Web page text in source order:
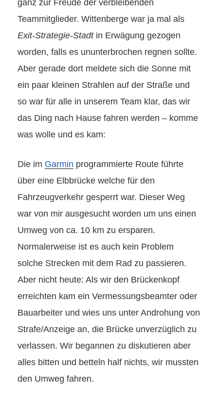
ganz zur Freude der verbleibenden
Teammitglieder. Wittenberge war ja mal als
Exit-Strategie-Stadt in Erwägung gezogen
worden, falls es ununterbrochen regnen sollte.
Aber gerade dort meldete sich die Sonne mit
ein paar kleinen Strahlen auf der Straße und
so war für alle in unserem Team klar, das wir
das Ding nach Hause fahren werden – komme
was wolle und es kam:
Die im Garmin programmierte Route führte
über eine Elbbrücke welche für den
Fahrzeugverkehr gesperrt war. Dieser Weg
war von mir ausgesucht worden um uns einen
Umweg von ca. 10 km zu ersparen.
Normalerweise ist es auch kein Problem
solche Strecken mit dem Rad zu passieren.
Aber nicht heute: Als wir den Brückenkopf
erreichten kam ein Vermessungsbeamter oder
Bauarbeiter und wies uns unter Androhung von
Strafe/Anzeige an, die Brücke unverzüglich zu
verlassen. Wir begannen zu diskutieren aber
alles bitten und betteln half nichts, wir mussten
den Umweg fahren.